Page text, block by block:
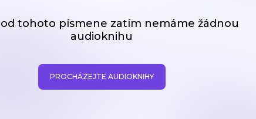
od tohoto písmene zatím nemáme žádnou
audioknihu
PROCHÁZEJTE AUDIOKNIHY